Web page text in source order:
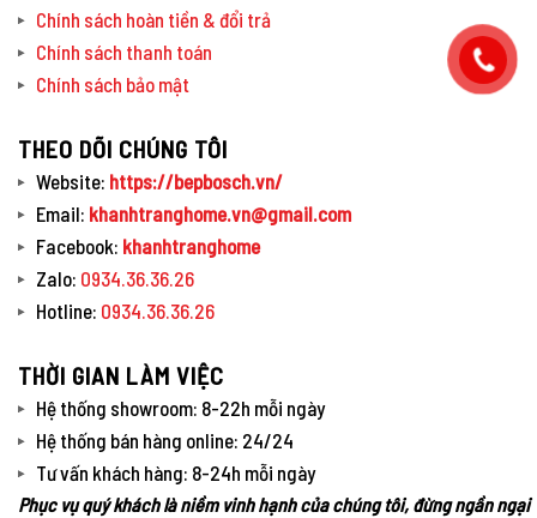
Chính sách hoàn tiền & đổi trả
Chính sách thanh toán
Chính sách bảo mật
THEO DÕI CHÚNG TÔI
Website: https://bepbosch.vn/
Email: khanhtranghome.vn@gmail.com
Facebook: khanhtranghome
Zalo: 0934.36.36.26
Hotline: 0934.36.36.26
THỜI GIAN LÀM VIỆC
Hệ thống showroom: 8-22h mỗi ngày
Hệ thống bán hàng online: 24/24
Tư vấn khách hàng: 8-24h mỗi ngày
Phục vụ quý khách là niềm vinh hạnh của chúng tôi, đừng ngần ngại